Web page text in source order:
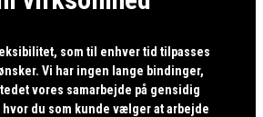
som til enhver tid tilpasses
Vi har ingen lange bindinger,
vores samarbejde på gensidig
du som kunde vælger at arbejde